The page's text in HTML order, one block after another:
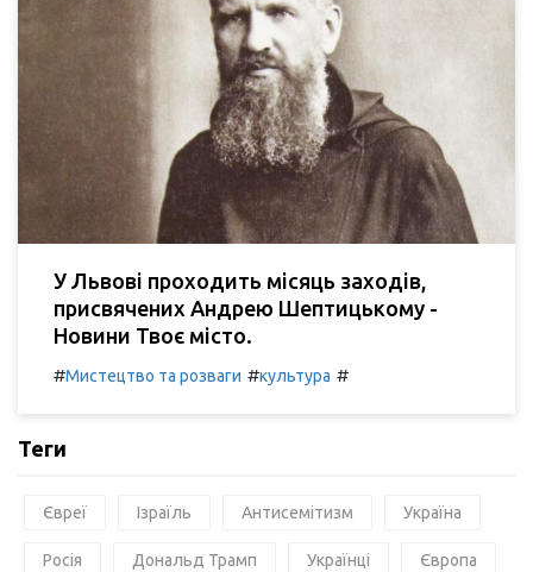
У Львові проходить місяць заходів,
присвячених Андрею Шептицькому -
Новини Твоє місто.
#Мистецтво та розваги #культура #
Теги
Євреї Ізраїль Антисемітизм Україна
Росія Дональд Трамп Українці Європа